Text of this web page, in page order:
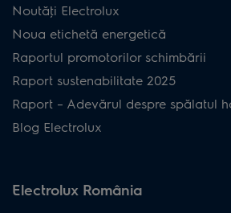
Noutăţi Electrolux
Noua etichetă energetică
Raportul promotorilor schimbării
Raport sustenabilitate 2025
Raport – Adevărul despre spălatul
Blog Electrolux
Electrolux România